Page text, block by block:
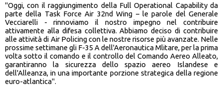
"Oggi, con il raggiungimento della Full Operational Capability da
parte della Task Force Air 32nd Wing – le parole del Generale
Vecciarelli - rinnoviamo il nostro impegno nel contribuire
attivamente alla difesa collettiva. Abbiamo deciso di contribuire
alle attività di Air Policing con le nostre risorse più avanzate. Nelle
prossime settimane gli F-35 A dell'Aeronautica Mlitare, per la prima
volta sotto il comando e il controllo del Comando Aereo Alleato,
garantiranno la sicurezza dello spazio aereo Islandese e
dell'Alleanza, in una importante porzione strategica della regione
euro-atlantica".